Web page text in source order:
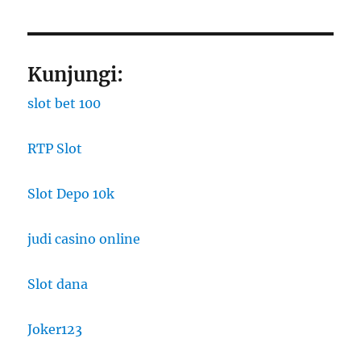
Kunjungi:
slot bet 100
RTP Slot
Slot Depo 10k
judi casino online
Slot dana
Joker123